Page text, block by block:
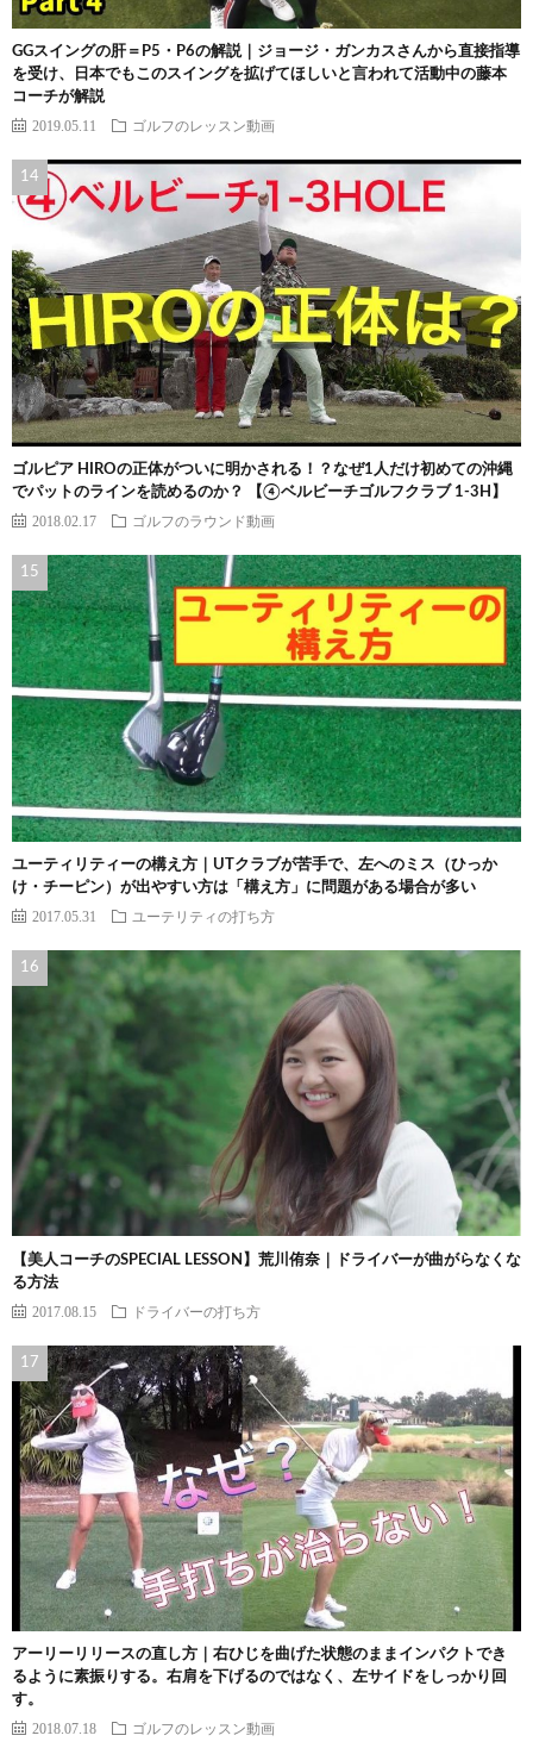
GGスイングの肝＝P5・P6の解説｜ジョージ・ガンカスさんから直接指導
を受け、日本でもこのスイングを拡げてほしいと言われて活動中の藤本
コーチが解説
2019.05.11 ゴルフのレッスン動画
ゴルピア HIROの正体がついに明かされる！？なぜ1人だけ初めての沖縄
でパットのラインを読めるのか？ 【④ベルビーチゴルフクラブ 1-3H】
2018.02.17 ゴルフのラウンド動画
ユーティリティーの構え方｜UTクラブが苦手で、左へのミス（ひっか
け・チーピン）が出やすい方は「構え方」に問題がある場合が多い
2017.05.31 ユーテリティの打ち方
【美人コーチのSPECIAL LESSON】荒川侑奈｜ドライバーが曲がらなくな
る方法
2017.08.15 ドライバーの打ち方
アーリーリリースの直し方｜右ひじを曲げた状態のままインパクトでき
るように素振りする。右肩を下げるのではなく、左サイドをしっかり回
す。
2018.07.18 ゴルフのレッスン動画